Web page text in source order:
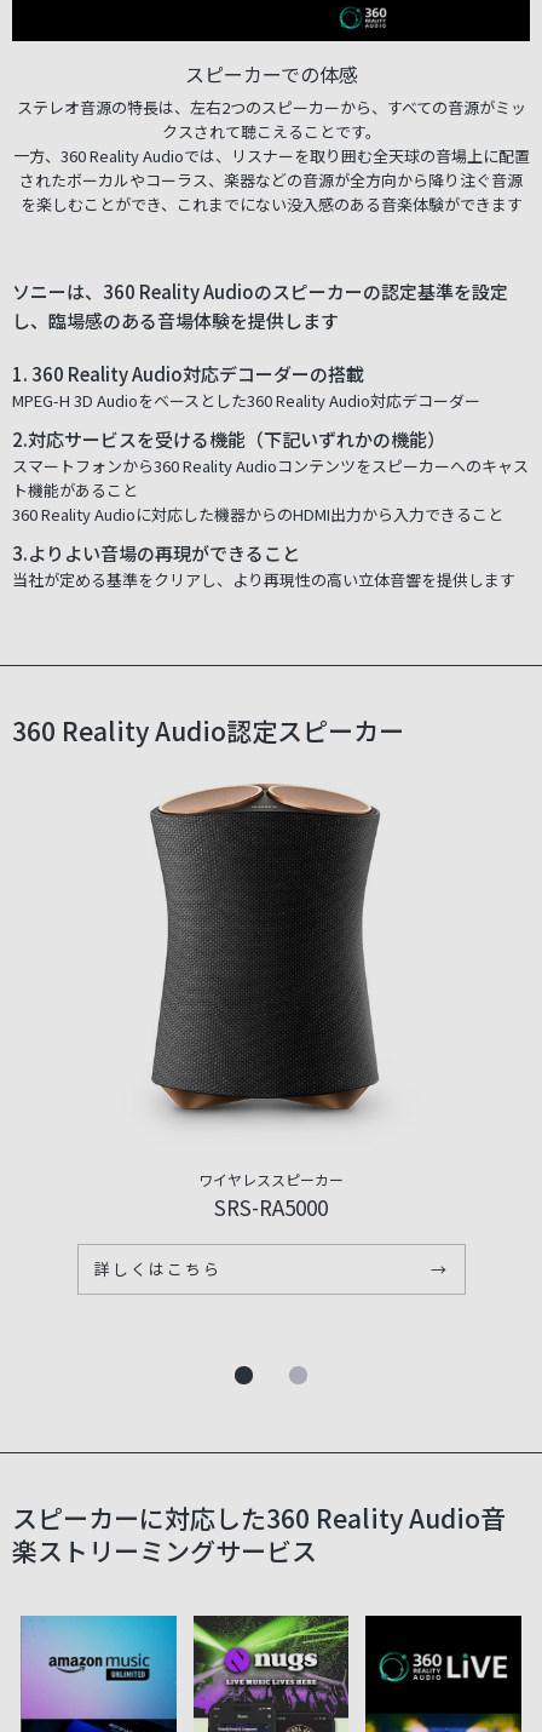
スピーカーでの体感
ステレオ音源の特長は、左右2つのスピーカーから、すべての音源がミッ
クスされて聴こえることです。
一方、360 Reality Audioでは、リスナーを取り囲む全天球の音場上に配置
されたボーカルやコーラス、楽器などの音源が全方向から降り注ぐ音源
を楽しむことができ、これまでにない没入感のある音楽体験ができます
ソニーは、360 Reality Audioのスピーカーの認定基準を設定
し、臨場感のある音場体験を提供します
1. 360 Reality Audio対応デコーダーの搭載
MPEG-H 3D Audioをベースとした360 Reality Audio対応デコーダー
2.対応サービスを受ける機能（下記いずれかの機能）
スマートフォンから360 Reality Audioコンテンツをスピーカーへのキャス
ト機能があること
360 Reality Audioに対応した機器からのHDMI出力から入力できること
3.よりよい音場の再現ができること
当社が定める基準をクリアし、より再現性の高い立体音響を提供します
360 Reality Audio認定スピーカー
ワイヤレススピーカー
SRS-RA5000
詳しくはこちら →
スピーカーに対応した360 Reality Audio音
楽ストリーミングサービス